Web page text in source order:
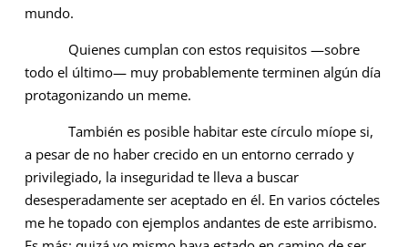
mundo.
Quienes cumplan con estos requisitos —sobre
todo el último— muy probablemente terminen algún día
protagonizando un meme.
También es posible habitar este círculo míope si,
a pesar de no haber crecido en un entorno cerrado y
privilegiado, la inseguridad te lleva a buscar
desesperadamente ser aceptado en él. En varios cócteles
me he topado con ejemplos andantes de este arribismo.